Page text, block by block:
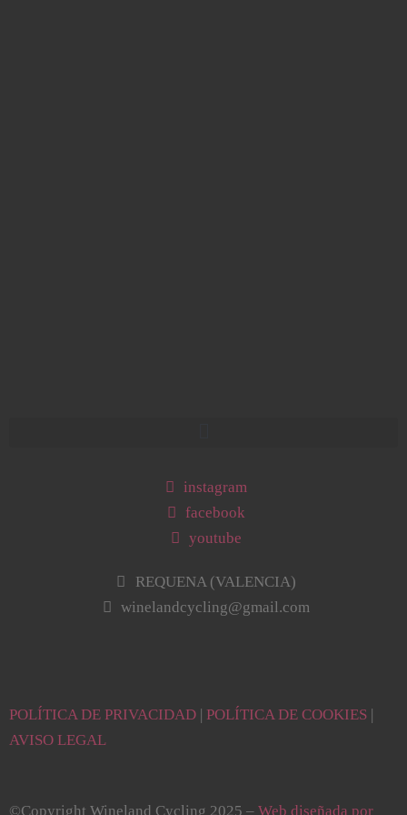
instagram
facebook
youtube
REQUENA (VALENCIA)
winelandcycling@gmail.com
POLÍTICA DE PRIVACIDAD | POLÍTICA DE COOKIES |
AVISO LEGAL
©Copyright Wineland Cycling 2025 – Web diseñada por